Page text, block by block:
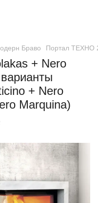
Браво Портал ТЕХНО
+ Nero
+ Nero
Marquina)